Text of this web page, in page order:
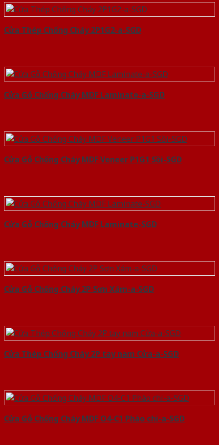
Cửa Thép Chống Cháy 2P1G2-a-SGD
Cửa Gỗ Chống Cháy MDF Laminate-a-SGD
Cửa Gỗ Chống Cháy MDF Veneer P1G1 Sồi-SGD
Cửa Gỗ Chống Cháy MDF Laminate-SGD
Cửa Gỗ Chống Cháy 2P Sơn Xám-a-SGD
Cửa Thép Chống Cháy 2P tay nam Cửa-a-SGD
Cửa Gỗ Chống Cháy MDF O4-C1 Phào chi-a-SGD